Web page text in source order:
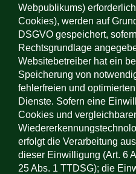
Webpublikums)
Cookies), werden auf
DSGVO gespeichert,
Rechtsgrundlage
Websitebetreiber hat ein
Speicherung von
fehlerfreien und
Dienste. Sofern eine
Cookies und
erfolgt die Verarbeitung
dieser Einwilligung (Art. 6
25 Abs. 1 TTDSG); die